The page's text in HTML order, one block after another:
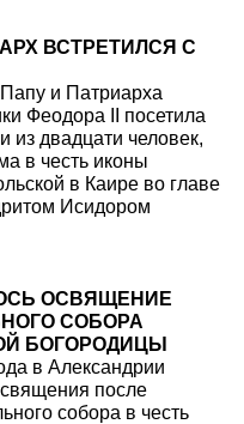
ВСТРЕТИЛСЯ С
и Патриарха
Феодора II посетила
из двадцати человек,
в честь иконы
в Каире во главе
Исидором
ОСВЯЩЕНИЕ
СОБОРА
БОГОРОДИЦЫ
в Александрии
после
собора в честь